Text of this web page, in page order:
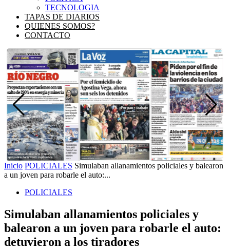
TECNOLOGIA
TAPAS DE DIARIOS
QUIENES SOMOS?
CONTACTO
Inicio POLICIALES Simulaban allanamientos policiales y balearon
a un joven para robarle el auto:...
POLICIALES
Simulaban allanamientos policiales y
balearon a un joven para robarle el auto:
detuvieron a los tiradores